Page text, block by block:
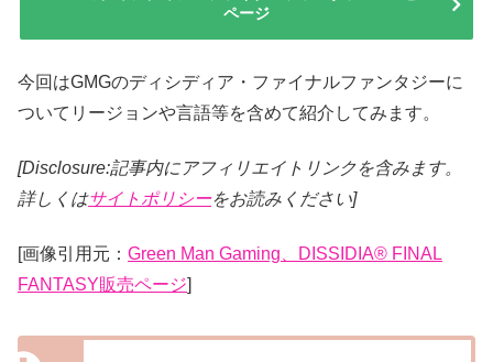
ページ
今回はGMGのディシディア・ファイナルファンタジーに
ついてリージョンや言語等を含めて紹介してみます。
[Disclosure:記事内にアフィリエイトリンクを含みます。
詳しくはサイトポリシーをお読みください]
[画像引用元： Green Man Gaming、DISSIDIA® FINAL
FANTASY販売ページ]